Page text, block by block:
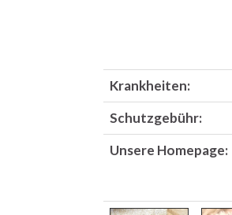
Krankheiten:
Schutzgebühr:
Unsere Homepage: